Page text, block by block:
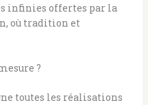
infinies offertes par la
où tradition et
?
toutes les réalisations